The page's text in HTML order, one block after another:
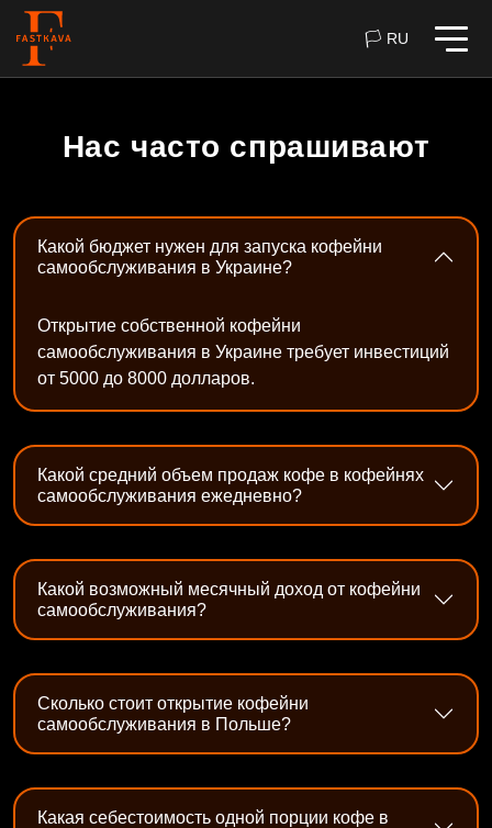
🏳 RU
Нас часто спрашивают
Какой бюджет нужен для запуска кофейни
самообслуживания в Украине?
Открытие собственной кофейни
самообслуживания в Украине требует инвестиций
от 5000 до 8000 долларов.
Какой средний объем продаж кофе в кофейнях
самообслуживания ежедневно?
Какой возможный месячный доход от кофейни
самообслуживания?
Сколько стоит открытие кофейни
самообслуживания в Польше?
Какая себестоимость одной порции кофе в